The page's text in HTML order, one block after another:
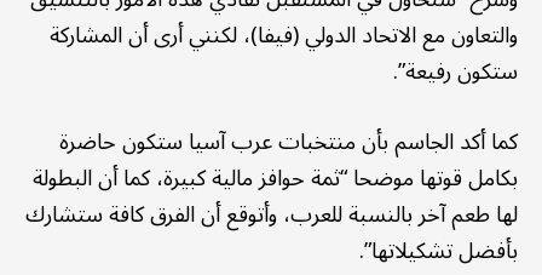
والتعاون مع الاتحاد الدولي (فيفا)، لكنني أرى أن المشاركة
ستكون رفيعة”.
كما أكد الجاسم بأن منتخبات عرب آسيا ستكون حاضرة
بكامل قوتها موضحا “ثمة حوافز مالية كبيرة، كما أن البطولة
لها طعم آخر بالنسبة للعرب، وأتوقع أن الفرق كافة ستشارك
بأفضل تشكيلاتها”.